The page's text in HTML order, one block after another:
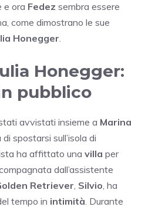
e ora Fedez sembra essere
come dimostrano le sue
Honegger.
Honegger:
pubblico
avvistati insieme a Marina
di spostarsi sull’isola di
ha affittato una villa per
dall’assistente
Retriever, Silvio, ha
tempo in intimità. Durante